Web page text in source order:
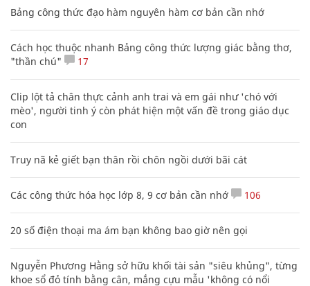
Bảng công thức đạo hàm nguyên hàm cơ bản cần nhớ
Cách học thuộc nhanh Bảng công thức lượng giác bằng thơ,
"thần chú"
17
Clip lột tả chân thực cảnh anh trai và em gái như 'chó với
mèo', người tinh ý còn phát hiện một vấn đề trong giáo dục
con
Truy nã kẻ giết bạn thân rồi chôn ngồi dưới bãi cát
Các công thức hóa học lớp 8, 9 cơ bản cần nhớ 106
20 số điện thoại ma ám bạn không bao giờ nên gọi
Nguyễn Phương Hằng sở hữu khối tài sản "siêu khủng", từng
khoe sổ đỏ tính bằng cân, mắng cựu mẫu 'không có nổi